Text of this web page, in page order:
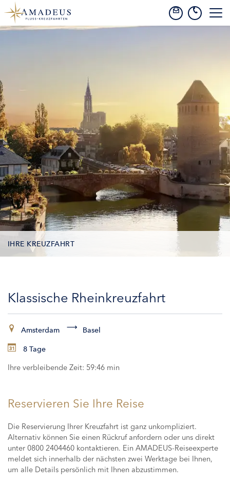
IHRE KREUZFAHRT
KABINEN
Klassische Rheinkreuzfahrt
Amsterdam Basel
8 Tage
Ihre verbleibende Zeit: 59:46 min
Reservieren Sie Ihre Reise
Die Reservierung Ihrer Kreuzfahrt ist ganz unkompliziert.
Alternativ können Sie einen Rückruf anfordern oder uns direkt
unter 0800 2404460 kontaktieren. Ein AMADEUS-Reiseexperte
meldet sich innerhalb der nächsten zwei Werktage bei Ihnen,
um alle Details persönlich mit Ihnen abzustimmen.